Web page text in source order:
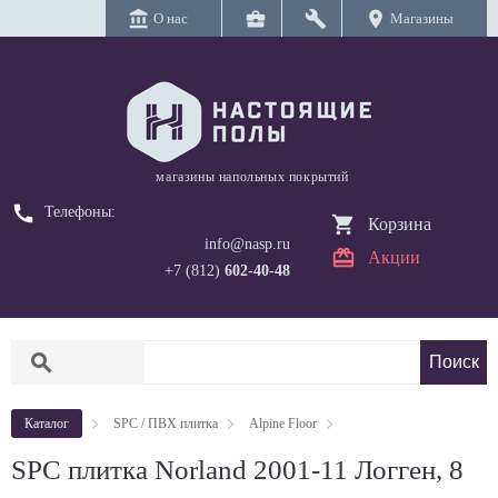
account_balance О нас business_center build location_on Магазины
магазины напольных покрытий
call
Телефоны:
info@nasp.ru
+7 (812) 602-40-48
Корзина
Акции
search
Каталог SPC / ПВХ плитка Alpine Floor
SPC плитка Norland 2001-11 Логген, 8